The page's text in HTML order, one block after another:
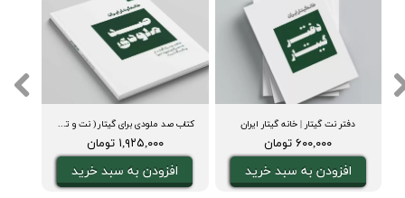
کتاب صد ملودی برای گیتار ( نت و تبلچر، آکورد، ویدیوی اجرا و بکینگ ترک)
۱,۹۲۵,۰۰۰ تومان
افزودن به سبد خرید
دفتر نت گیتار | خانه گیتار ایران
۶۰۰,۰۰۰ تومان
افزودن به سبد خرید